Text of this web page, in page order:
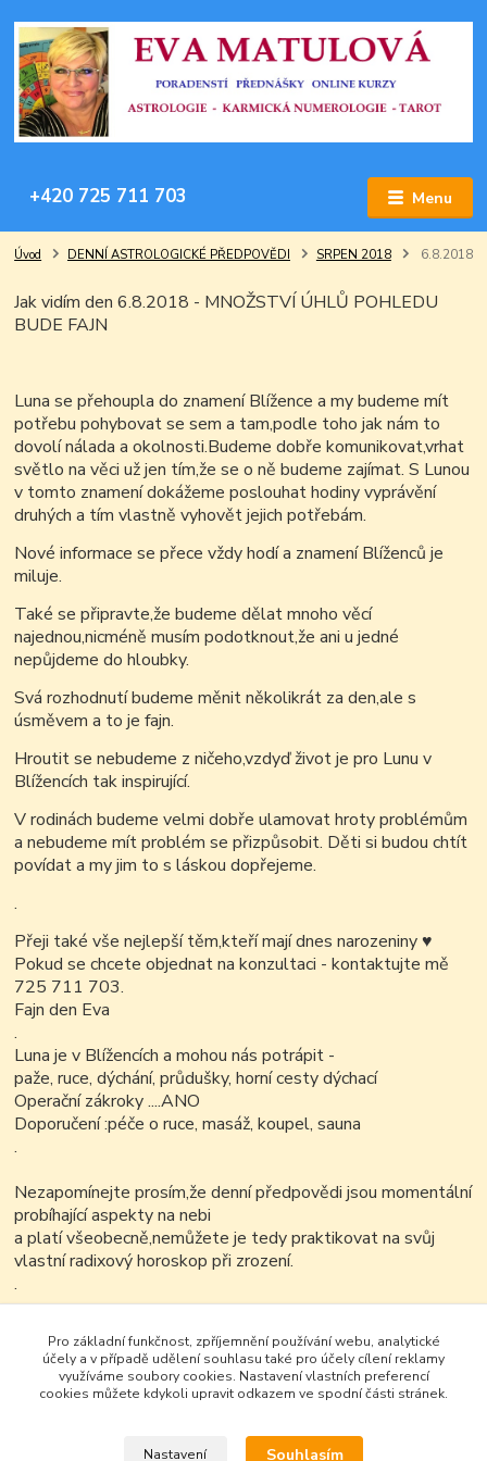
Menu
+420 725 711 703
Úvod DENNÍ ASTROLOGICKÉ PŘEDPOVĚDI SRPEN 2018 6.8.2018
Jak vidím den 6.8.2018 - MNOŽSTVÍ ÚHLŮ POHLEDU
BUDE FAJN
Luna se přehoupla do znamení Blížence a my budeme mít
potřebu pohybovat se sem a tam,podle toho jak nám to
dovolí nálada a okolnosti.Budeme dobře komunikovat,vrhat
světlo na věci už jen tím,že se o ně budeme zajímat. S Lunou
v tomto znamení dokážeme poslouhat hodiny vyprávění
druhých a tím vlastně vyhovět jejich potřebám.
Nové informace se přece vždy hodí a znamení Blíženců je
miluje.
Také se připravte,že budeme dělat mnoho věcí
najednou,nicméně musím podotknout,že ani u jedné
nepůjdeme do hloubky.
Svá rozhodnutí budeme měnit několikrát za den,ale s
úsměvem a to je fajn.
Hroutit se nebudeme z ničeho,vzdyď život je pro Lunu v
Blížencích tak inspirující.
V rodinách budeme velmi dobře ulamovat hroty problémům
a nebudeme mít problém se přizpůsobit. Děti si budou chtít
povídat a my jim to s láskou dopřejeme.
.
Přeji také vše nejlepší těm,kteří mají dnes narozeniny♥
Pokud se chcete objednat na konzultaci - kontaktujte mě
725 711 703.
Fajn den Eva
.
Luna je v Blížencích a mohou nás potrápit -
paže, ruce, dýchání, průdušky, horní cesty dýchací
Operační zákroky ....ANO
Doporučení :péče o ruce, masáž, koupel, sauna
.
Nezapomínejte prosím,že denní předpovědi jsou momentální
probíhající aspekty na nebi
a platí všeobecně,nemůžete je tedy praktikovat na svůj
vlastní radixový horoskop při zrození.
.
Text na této stránce ,horoskop včetně upozornění a zdroje
je možné v nezkrácené a neupravené podobě.
Pro základní funkčnost, zpříjemnění používání webu, analytické
účely a v případě udělení souhlasu také pro účely cílení reklamy
využíváme soubory cookies. Nastavení vlastních preferencí
cookies můžete kdykoli upravit odkazem ve spodní části stránek.
Nastavení Souhlasím